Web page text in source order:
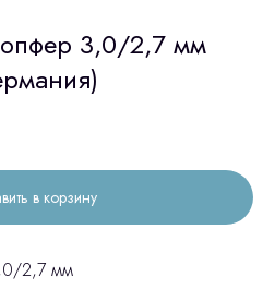
3,0/2,7 мм
в корзину
2,7 мм